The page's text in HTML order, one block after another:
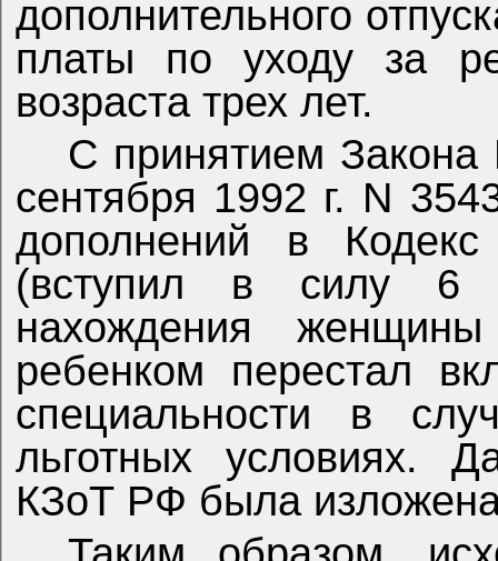
дополнительного
платы по уходу за
возраста трех лет.
С принятием Закона
сентября 1992 г. N
дополнений в
(вступил в силу 6
нахождения
ребенком перестал
специальности в
льготных условиях.
КЗоТ РФ была